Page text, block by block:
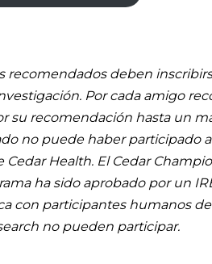
recomendados deben
Por cada amigo
su recomendación hasta un
no puede haber participado
Health. El Cedar
ha sido aprobado por un
con participantes humanos
no pueden participar.